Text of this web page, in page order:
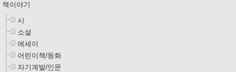
책이야기
시
소설
에세이
어린이책/동화
자기계발/인문